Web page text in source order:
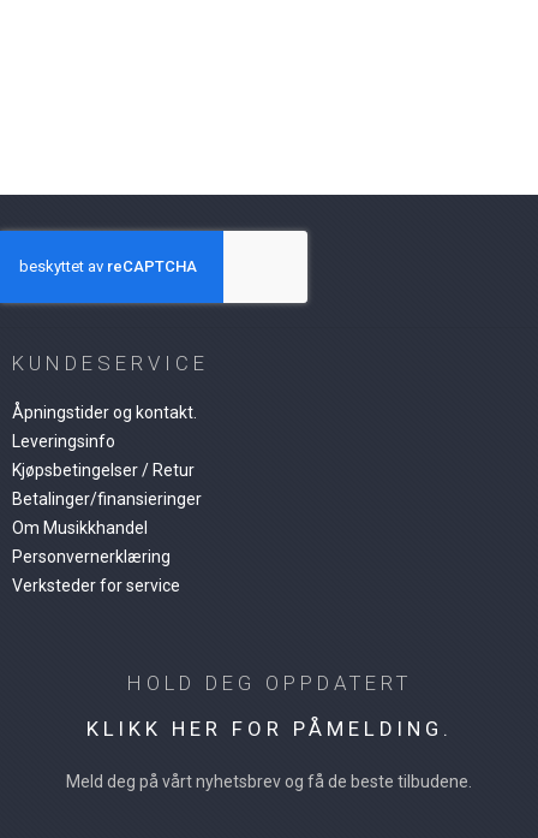
KUNDESERVICE
Åpningstider og kontakt.
Leveringsinfo
Kjøpsbetingelser / Retur
Betalinger/finansieringer
Om Musikkhandel
Personvernerklæring
Verksteder for service
HOLD DEG OPPDATERT
KLIKK HER FOR PÅMELDING.
Meld deg på vårt nyhetsbrev og få de beste tilbudene.